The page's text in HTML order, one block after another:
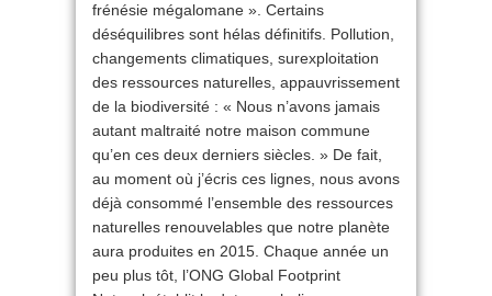
frénésie mégalomane ». Certains
déséquilibres sont hélas définitifs. Pollution,
changements climatiques, surexploitation
des ressources naturelles, appauvrissement
de la biodiversité : « Nous n’avons jamais
autant maltraité notre maison commune
qu’en ces deux derniers siècles. » De fait,
au moment où j’écris ces lignes, nous avons
déjà consommé l’ensemble des ressources
naturelles renouvelables que notre planète
aura produites en 2015. Chaque année un
peu plus tôt, l’ONG Global Footprint